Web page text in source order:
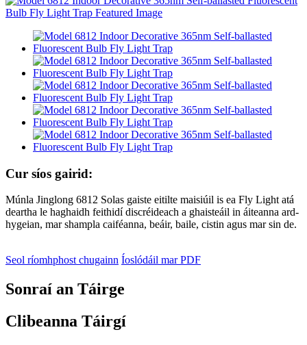
Cur síos gairid:
Múnla Jinglong 6812 Solas gaiste eitilte maisiúil is ea Fly Light atá
deartha le haghaidh feithidí discréideach a ghaisteáil in áiteanna ard-
hygeian, mar shampla caiféanna, beáir, baile, cistin agus mar sin de.
Seol ríomhphost chugainn Íoslódáil mar PDF
Sonraí an Táirge
Clibeanna Táirgí